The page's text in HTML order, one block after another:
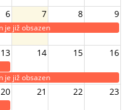
6 7 8 9
je již obsazen
13 14 15 16
je již obsazen
20 21 22 23